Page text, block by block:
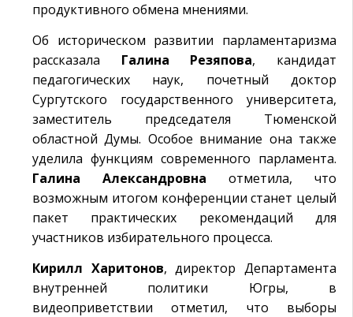
продуктивного обмена мнениями.
Об историческом развитии парламентаризма
рассказала Галина Резяпова, кандидат
педагогических наук, почетный доктор
Сургутского государственного университета,
заместитель председателя Тюменской
областной Думы. Особое внимание она также
уделила функциям современного парламента.
Галина Александровна отметила, что
возможным итогом конференции станет целый
пакет практических рекомендаций для
участников избирательного процесса.
Кирилл Харитонов, директор Департамента
внутренней политики Югры, в
видеоприветствии отметил, что выборы